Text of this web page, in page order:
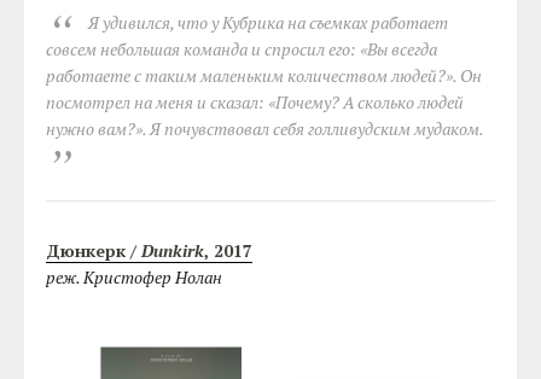
Я удивился, что у Кубрика на съемках работает
совсем небольшая команда и спросил его: «Вы всегда
работаете с таким маленьким количеством людей?». Он
посмотрел на меня и сказал: «Почему? А сколько людей
нужно вам?». Я почувствовал себя голливудским мудаком.
Дюнкерк /Dunkirk, 2017
реж. Кристофер Нолан